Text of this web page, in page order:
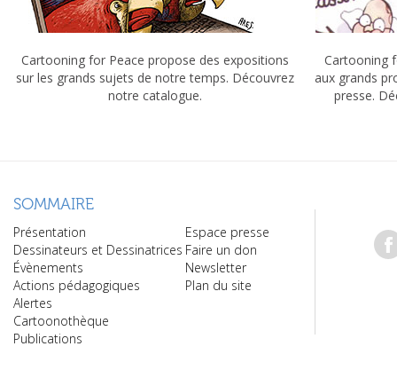
Cartooning for Peace propose des expositions
sur les grands sujets de notre temps. Découvrez
notre catalogue.
Cartooning
aux grands
presse.
SOMMAIRE
Présentation
Dessinateurs et Dessinatrices
Évènements
Actions pédagogiques
Alertes
Cartoonothèque
Publications
Espace presse
Faire un don
Newsletter
Plan du site